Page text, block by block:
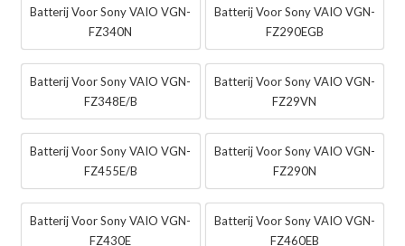
Batterij Voor Sony VAIO VGN-
FZ340N
Batterij Voor Sony VAIO VGN-
FZ290EGB
Batterij Voor Sony VAIO VGN-
FZ348E/B
Batterij Voor Sony VAIO VGN-
FZ29VN
Batterij Voor Sony VAIO VGN-
FZ455E/B
Batterij Voor Sony VAIO VGN-
FZ290N
Batterij Voor Sony VAIO VGN-
FZ430E
Batterij Voor Sony VAIO VGN-
FZ460EB